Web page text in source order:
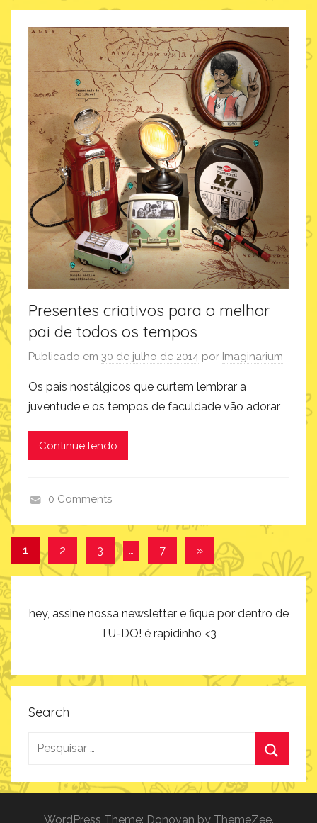
a
l
a
p
e
Presentes criativos para o melhor
pai de todos os tempos
Publicado em 30 de julho de 2014 por Imaginarium
Os pais nostálgicos que curtem lembrar a
juventude e os tempos de faculdade vão adorar
Continue lendo
r
d
t
0 Comments
Navegação
por
posts
1 2 3 … 7
Post
seguinte
»
hey, assine nossa newsletter e fique por dentro de
TU-DO! é rapidinho <3
Search
Pesquisar
Procurar
WordPress Theme: Donovan by ThemeZee.